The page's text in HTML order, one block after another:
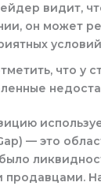
видит,
он может
что у
— это
продавцами.